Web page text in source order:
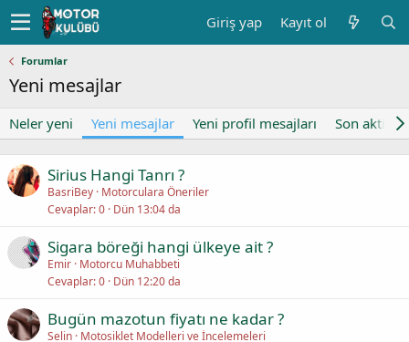
Giriş yap Kayıt ol
Forumlar
Yeni mesajlar
Neler yeni Yeni mesajlar Yeni profil mesajları Son aktivite
Sirius Hangi Tanrı ?
BasriBey Motorculara Öneriler
Cevaplar 0 Dün 13:04 da
Sigara böreği hangi ülkeye ait ?
Emir Motorcu Muhabbeti
Cevaplar 0 Dün 12:20 da
Bugün mazotun fiyatı ne kadar ?
Selin Motosiklet Modelleri ve İncelemeleri